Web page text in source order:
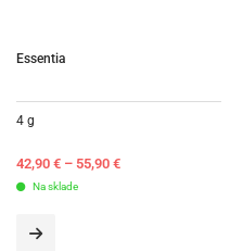
Essentia
4 g
42,90 € – 55,90 €
Na sklade